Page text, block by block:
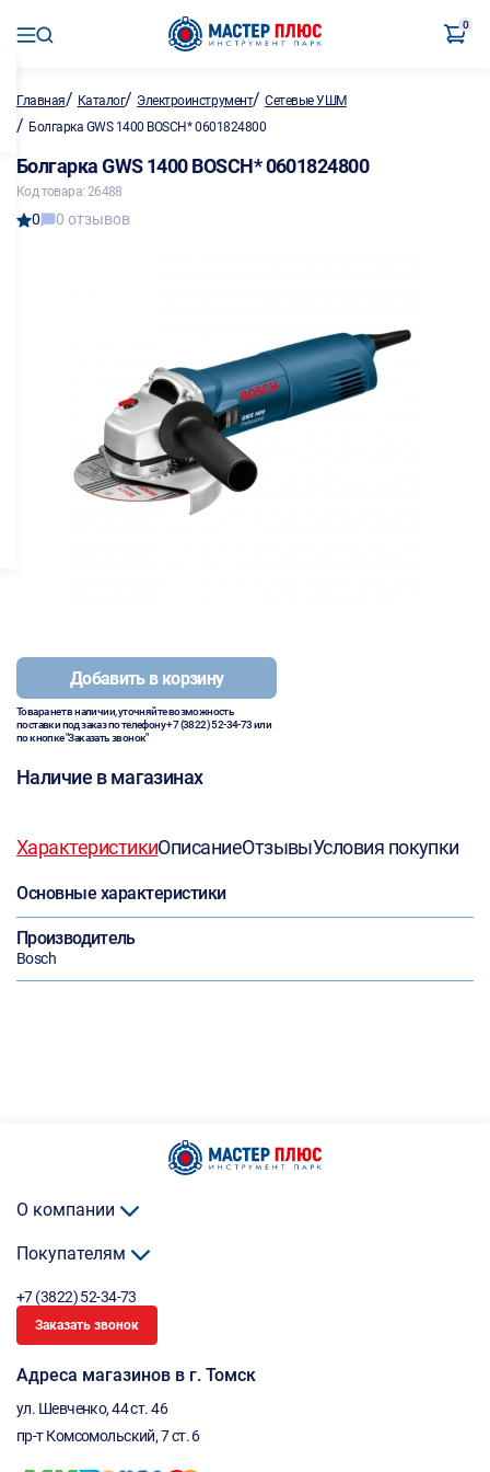
0
Главная/ Каталог/ Электроинструмент/Сетевые УШМ
/ Болгарка GWS 1400 BOSCH* 0601824800
Болгарка GWS 1400 BOSCH* 0601824800
Код товара: 26488
0 0 отзывов
Добавить в корзину
Товара нет в наличии, уточняйте возможность
поставки под заказ по телефону+7 (3822) 52-34-73или
по кнопке "Заказать звонок"
Наличие в магазинах
ХарактеристикиОписаниеОтзывыУсловия покупки
Основные характеристики
Производитель
Bosch
О компании
Покупателям
+7 (3822) 52-34-73
Заказать звонок
Адреса магазинов в г. Томск
ул. Шевченко, 44 ст. 46
пр-т Комсомольский, 7 ст. 6